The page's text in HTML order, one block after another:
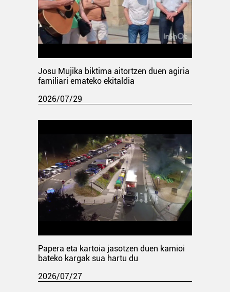
Josu Mujika biktima aitortzen duen agiria
familiari emateko ekitaldia
2026/07/29
Papera eta kartoia jasotzen duen kamioi
bateko kargak sua hartu du
2026/07/27